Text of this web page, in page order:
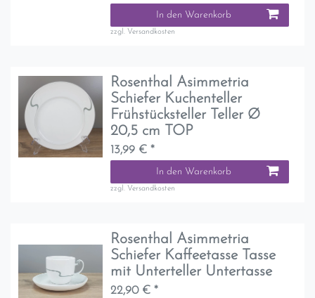
In den Warenkorb
zzgl. Versandkosten
Rosenthal Asimmetria
Schiefer Kuchenteller
Frühstücksteller Teller Ø
20,5 cm TOP
13,99 € *
In den Warenkorb
zzgl. Versandkosten
Rosenthal Asimmetria
Schiefer Kaffeetasse Tasse
mit Unterteller Untertasse
22,90 € *